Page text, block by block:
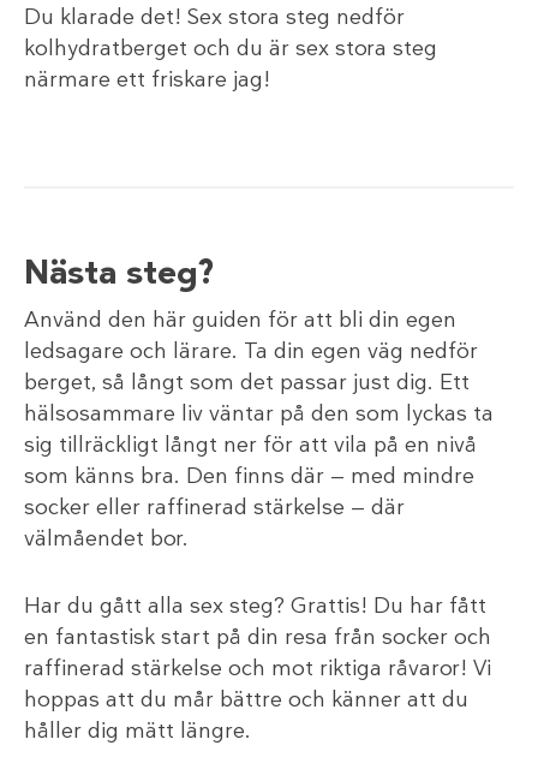
Du klarade det! Sex stora steg nedför
kolhydratberget och du är sex stora steg
närmare ett friskare jag!
Nästa steg?
Använd den här guiden för att bli din egen
ledsagare och lärare. Ta din egen väg nedför
berget, så långt som det passar just dig. Ett
hälsosammare liv väntar på den som lyckas ta
sig tillräckligt långt ner för att vila på en nivå
som känns bra. Den finns där — med mindre
socker eller raffinerad stärkelse — där
välmåendet bor.
Har du gått alla sex steg? Grattis! Du har fått
en fantastisk start på din resa från socker och
raffinerad stärkelse och mot riktiga råvaror! Vi
hoppas att du mår bättre och känner att du
håller dig mätt längre.